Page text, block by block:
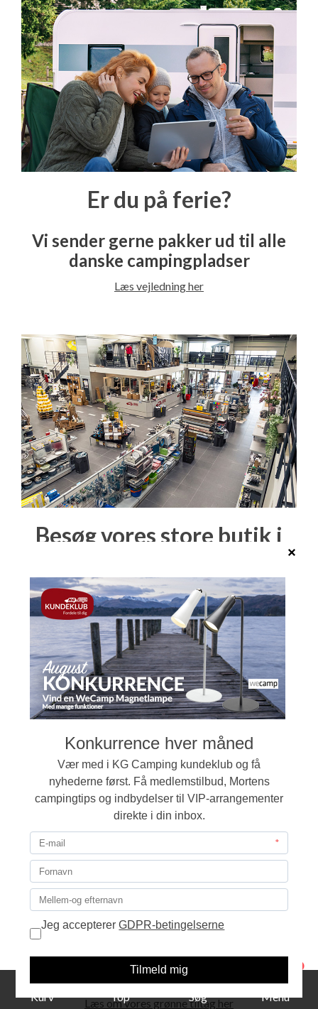
Er du på ferie?
Vi sender gerne pakker ud til alle
danske campingpladser
Læs vejledning her
Besøg vores store butik i
Den er et besøg værd, du finder os på Mønten 6.
Find kørselsvejledning her
Vi støtter miljøvenlig
indpakning
Derfor genbruger vi emballage, når vi sender pakker ud.
Læs om vores grønne tiltag her
Kurv Top Søg Menu